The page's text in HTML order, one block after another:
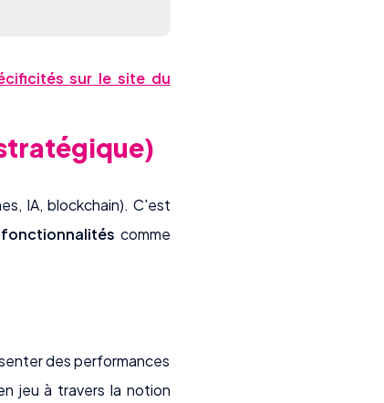
sur le site du
IA, blockchain). C'est
fonctionnalités comme
des performances
jeu à travers la notion